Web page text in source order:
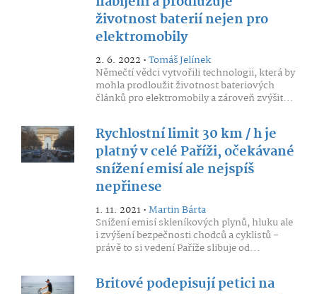
životnost baterií nejen pro
elektromobily
2. 6. 2022 •Tomáš Jelínek
Němečtí vědci vytvořili technologii, která by
mohla prodloužit životnost bateriových
článků pro elektromobily a zároveň zvýšit...
Rychlostní limit 30 km / h je
platný v celé Paříži, očekávané
snížení emisí ale nejspíš
nepřinese
1. 11. 2021 •Martin Bárta
Snížení emisí skleníkových plynů, hluku ale
i zvýšení bezpečnosti chodců a cyklistů -
právě to si vedení Paříže slibuje od...
Britové podepisují petici na